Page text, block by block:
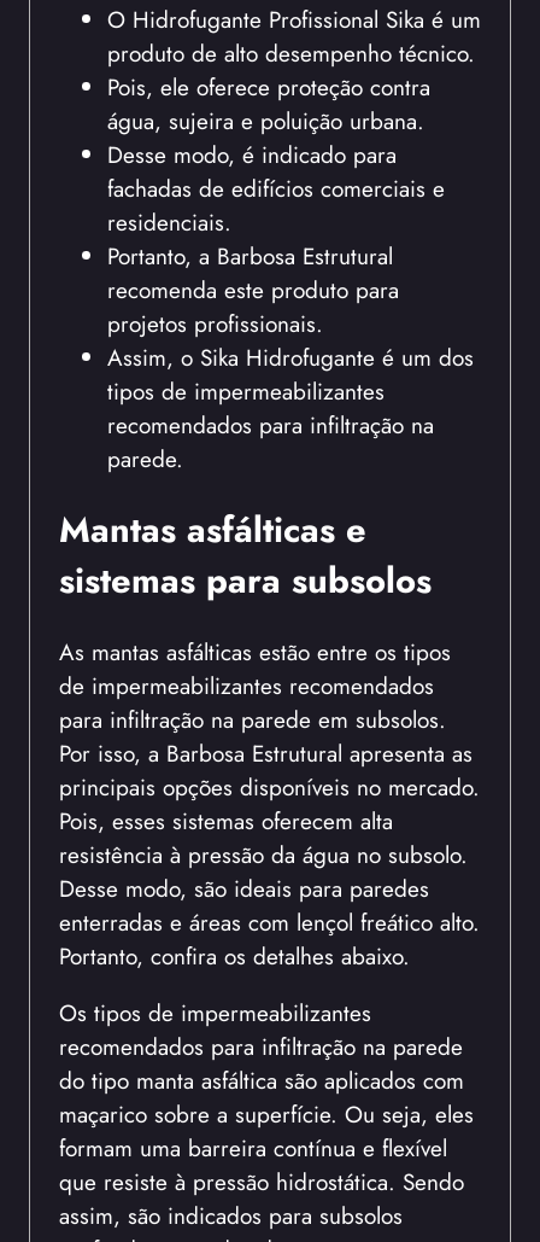
O Hidrofugante Profissional Sika é um
produto de alto desempenho técnico.
Pois, ele oferece proteção contra
água, sujeira e poluição urbana.
Desse modo, é indicado para
fachadas de edifícios comerciais e
residenciais.
Portanto, a Barbosa Estrutural
recomenda este produto para
projetos profissionais.
Assim, o Sika Hidrofugante é um dos
tipos de impermeabilizantes
recomendados para infiltração na
parede.
Mantas asfálticas e
sistemas para subsolos
As mantas asfálticas estão entre os tipos
de impermeabilizantes recomendados
para infiltração na parede em subsolos.
Por isso, a Barbosa Estrutural apresenta as
principais opções disponíveis no mercado.
Pois, esses sistemas oferecem alta
resistência à pressão da água no subsolo.
Desse modo, são ideais para paredes
enterradas e áreas com lençol freático alto.
Portanto, confira os detalhes abaixo.
Os tipos de impermeabilizantes
recomendados para infiltração na parede
do tipo manta asfáltica são aplicados com
maçarico sobre a superfície. Ou seja, eles
formam uma barreira contínua e flexível
que resiste à pressão hidrostática. Sendo
assim, são indicados para subsolos